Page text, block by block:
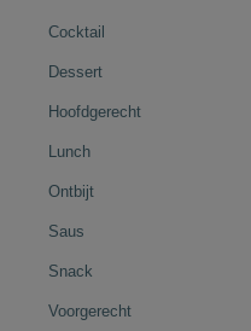
Cocktail
Dessert
Hoofdgerecht
Lunch
Ontbijt
Saus
Snack
Voorgerecht